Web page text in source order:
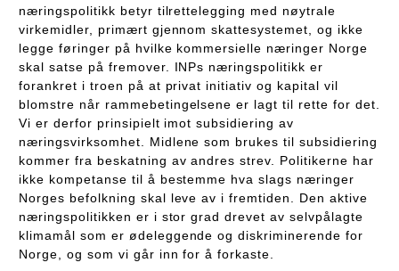
næringspolitikk betyr tilrettelegging med nøytrale
virkemidler, primært gjennom skattesystemet, og ikke
legge føringer på hvilke kommersielle næringer Norge
skal satse på fremover. INPs næringspolitikk er
forankret i troen på at privat initiativ og kapital vil
blomstre når rammebetingelsene er lagt til rette for det.
Vi er derfor prinsipielt imot subsidiering av
næringsvirksomhet. Midlene som brukes til subsidiering
kommer fra beskatning av andres strev. Politikerne har
ikke kompetanse til å bestemme hva slags næringer
Norges befolkning skal leve av i fremtiden. Den aktive
næringspolitikken er i stor grad drevet av selvpålagte
klimamål som er ødeleggende og diskriminerende for
Norge, og som vi går inn for å forkaste.